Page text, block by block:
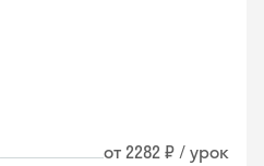
от 2282 ₽ / урок